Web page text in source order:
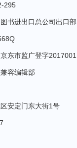
295
书进出口总公司出口部
东市监广登字
容编辑部
安定门东大街1号